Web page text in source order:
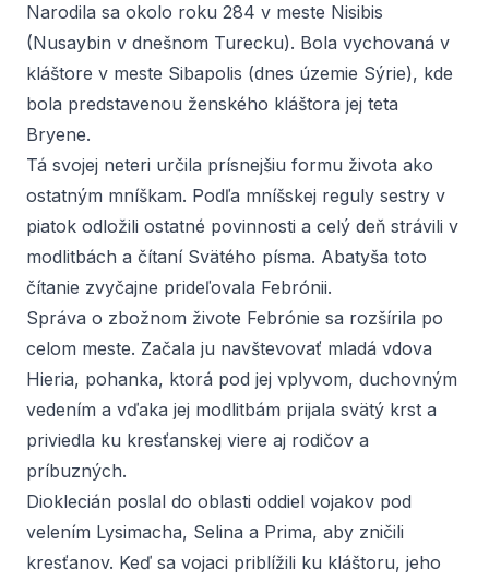
Narodila sa okolo roku 284 v meste Nisibis
(Nusaybin v dnešnom Turecku). Bola vychovaná v
kláštore v meste Sibapolis (dnes územie Sýrie), kde
bola predstavenou ženského kláštora jej teta
Bryene.
Tá svojej neteri určila prísnejšiu formu života ako
ostatným mníškam. Podľa mníšskej reguly sestry v
piatok odložili ostatné povinnosti a celý deň strávili v
modlitbách a čítaní Svätého písma. Abatyša toto
čítanie zvyčajne prideľovala Febrónii.
Správa o zbožnom živote Febrónie sa rozšírila po
celom meste. Začala ju navštevovať mladá vdova
Hieria, pohanka, ktorá pod jej vplyvom, duchovným
vedením a vďaka jej modlitbám prijala svätý krst a
priviedla ku kresťanskej viere aj rodičov a
príbuzných.
Dioklecián poslal do oblasti oddiel vojakov pod
velením Lysimacha, Selina a Prima, aby zničili
kresťanov. Keď sa vojaci priblížili ku kláštoru, jeho